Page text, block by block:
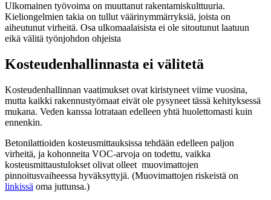
Ulkomainen työvoima on muuttanut rakentamiskulttuuria.
Kieliongelmien takia on tullut väärinymmärryksiä, joista on
aiheutunut virheitä. Osa ulkomaalaisista ei ole sitoutunut laatuun
eikä välitä työnjohdon ohjeista
Kosteudenhallinnasta ei välitetä
Kosteudenhallinnan vaatimukset ovat kiristyneet viime vuosina,
mutta kaikki rakennustyömaat eivät ole pysyneet tässä kehityksessä
mukana. Veden kanssa lotrataan edelleen yhtä huolettomasti kuin
ennenkin.
Betonilattioiden kosteusmittauksissa tehdään edelleen paljon
virheitä, ja kohonneita VOC-arvoja on todettu, vaikka
kosteusmittaustulokset olivat olleet muovimattojen
pinnoitusvaiheessa hyväksyttyjä. (Muovimattojen riskeistä on
linkissä oma juttunsa.)